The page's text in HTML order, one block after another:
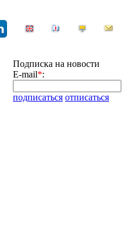
Подписка на новости
E-mail*:
подписаться отписаться